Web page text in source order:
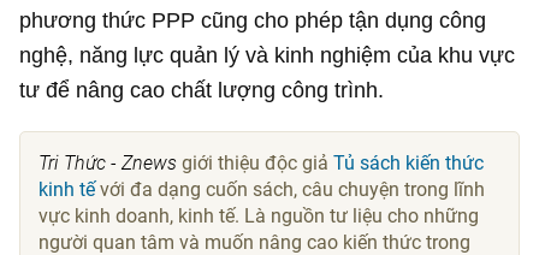
phương thức PPP cũng cho phép tận dụng công
nghệ, năng lực quản lý và kinh nghiệm của khu vực
tư để nâng cao chất lượng công trình.
Tri Thức - Znews giới thiệu độc giảTủ sách kiến thức
kinh tếvới đa dạng cuốn sách, câu chuyện trong lĩnh
vực kinh doanh, kinh tế. Là nguồn tư liệu cho những
người quan tâm và muốn nâng cao kiến thức trong